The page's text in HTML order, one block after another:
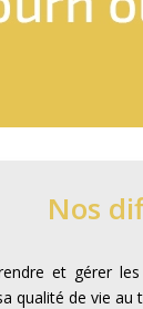
Nos
et gérer
qualité de vie au